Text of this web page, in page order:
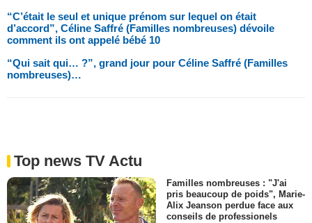
“C’était le seul et unique prénom sur lequel on était
d’accord”, Céline Saffré (Familles nombreuses) dévoile
comment ils ont appelé bébé 10
“Qui sait qui… ?”, grand jour pour Céline Saffré (Familles
nombreuses)…
Top news TV Actu
Familles nombreuses : "J'ai
pris beaucoup de poids", Marie-
Alix Jeanson perdue face aux
conseils de professionels